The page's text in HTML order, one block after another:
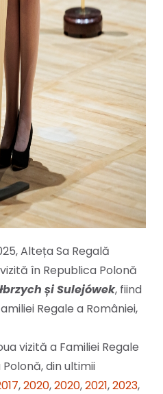
Alteța Sa Regală
în Republica Polonă
și Sulejówek, fiind
Regale a României,
vizită a Familiei Regale
din ultimii
,2020,2020,2021,2023,